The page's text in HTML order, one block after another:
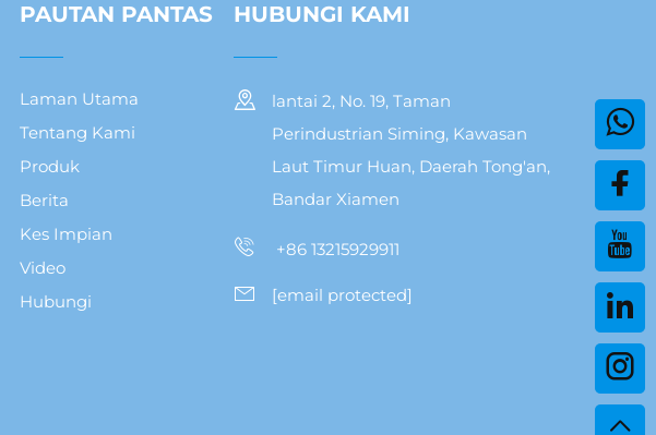
PAUTAN PANTAS
Laman Utama
Tentang Kami
Produk
Berita
Kes Impian
Video
Hubungi
HUBUNGI KAMI
lantai 2, No. 19, Taman
Perindustrian Siming, Kawasan
Laut Timur Huan, Daerah Tong'an,
Bandar Xiamen
+86 13215929911
[email protected]